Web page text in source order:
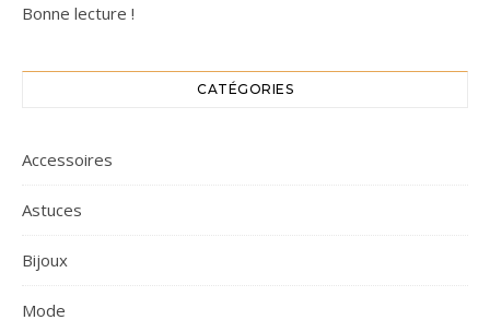
Bonne lecture !
CATÉGORIES
Accessoires
Astuces
Bijoux
Mode